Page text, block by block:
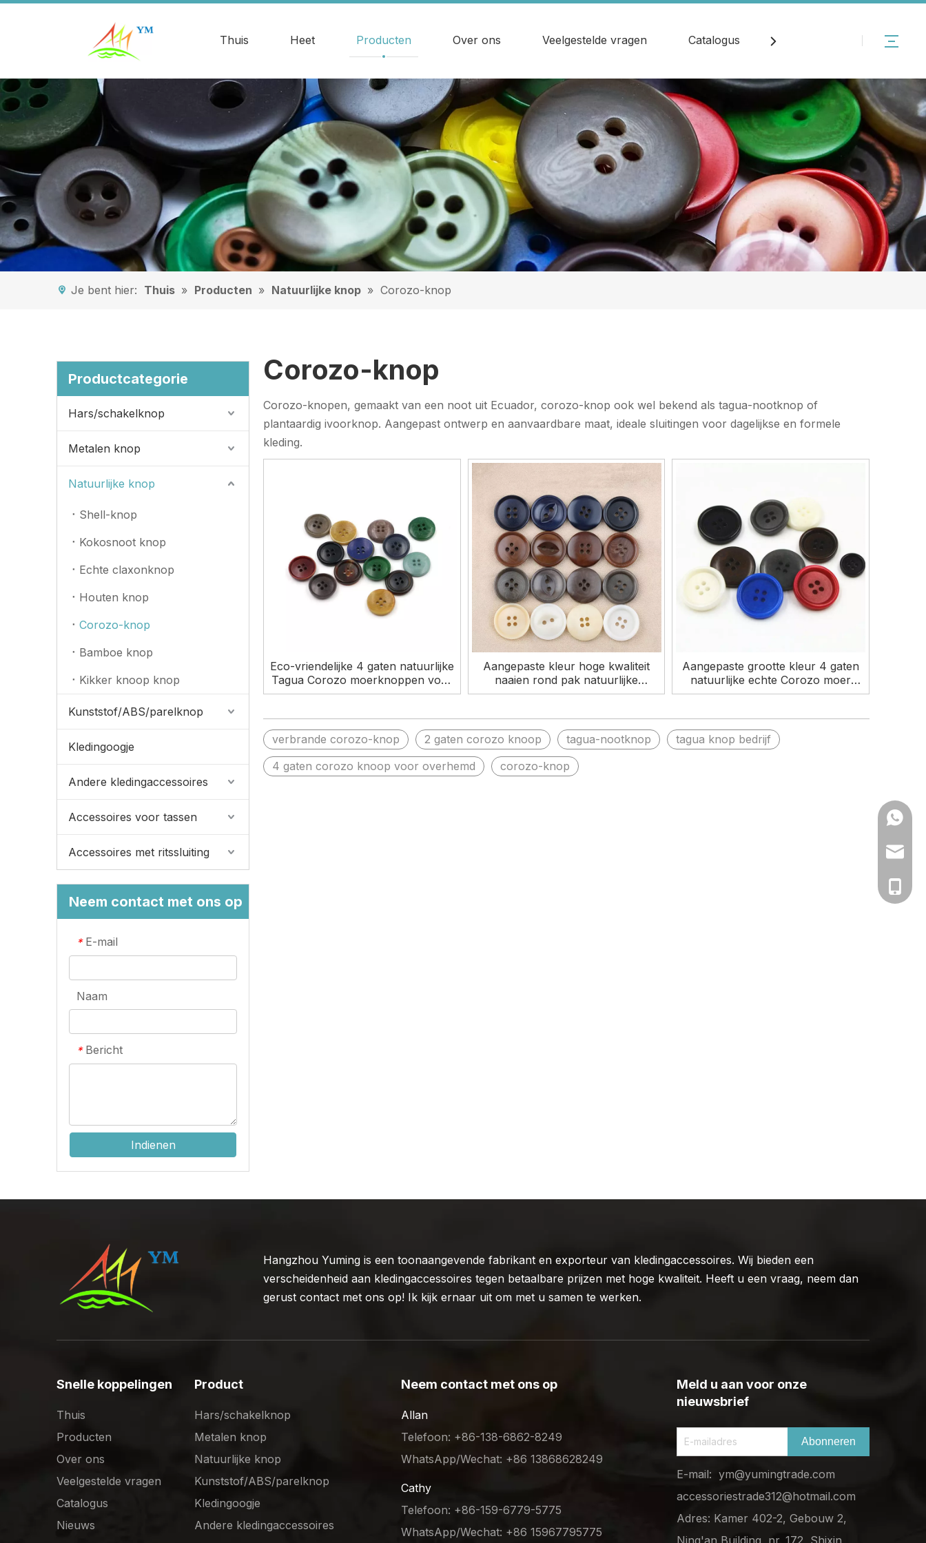
Thuis Heet Producten Over ons Veelgestelde vragen Catalogus Contact
Je bent hier: Thuis » Producten » Natuurlijke knop » Corozo-knop
Productcategorie
Hars/schakelknop
Metalen knop
Natuurlijke knop
Shell-knop
Kokosnoot knop
Echte claxonknop
Houten knop
Corozo-knop
Bamboe knop
Kikker knoop knop
Kunststof/ABS/parelknop
Kledingoogje
Andere kledingaccessoires
Accessoires voor tassen
Accessoires met ritssluiting
Neem contact met ons op
* E-mail
Naam
* Bericht
Indienen
Corozo-knop
Corozo-knopen, gemaakt van een noot uit Ecuador, corozo-knop ook wel bekend als tagua-nootknop of
plantaardig ivoorknop. Aangepast ontwerp en aanvaardbare maat, ideale sluitingen voor dagelijkse en formele
kleding.
Eco-vriendelijke 4 gaten natuurlijke
Tagua Corozo moerknoppen voor
kleding
Aangepaste kleur hoge kwaliteit
naaien rond pak natuurlijke
Corozo-knoppen voor kleding
Aangepaste grootte kleur 4 gaten
natuurlijke echte Corozo moer
knop voor pak
verbrande corozo-knop 2 gaten corozo knoop tagua-nootknop
tagua knop bedrijf
4 gaten corozo knoop voor overhemd
corozo-knop
Hangzhou Yuming is een toonaangevende fabrikant en exporteur van kledingaccessoires. Wij bieden een
verscheidenheid aan kledingaccessoires tegen betaalbare prijzen met hoge kwaliteit. Heeft u een vraag, neem dan
gerust contact met ons op! Ik kijk ernaar uit om met u samen te werken.
Snelle koppelingen
Thuis
Producten
Over ons
Veelgestelde vragen
Catalogus
Nieuws
Product
Hars/schakelknop
Metalen knop
Natuurlijke knop
Kunststof/ABS/parelknop
Kledingoogje
Andere kledingaccessoires
Neem contact met ons op
Allan
Telefoon: +86-138-6862-8249
WhatsApp/Wechat: +86 13868628249
Cathy
Telefoon: +86-159-6779-5775
WhatsApp/Wechat: +86 15967795775
Meld u aan voor onze
nieuwsbrief
Abonneren
E-mail: ym@yumingtrade.com
accessoriestrade312@hotmail.com
Adres: Kamer 402-2, Gebouw 2,
Ning'an Building, nr. 172, Shixin
+86
+86
+86-